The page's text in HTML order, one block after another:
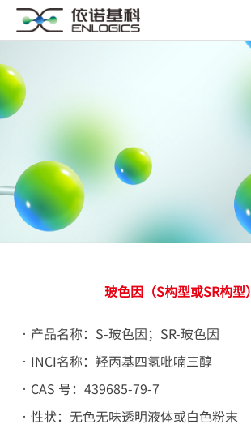
玻色因（S构型或SR构型）
•产品名称：S-玻色因；SR-玻色因
•INCI名称：羟丙基四氢吡喃三醇
•CAS 号：439685-79-7
•性状：无色无味透明液体或白色粉末